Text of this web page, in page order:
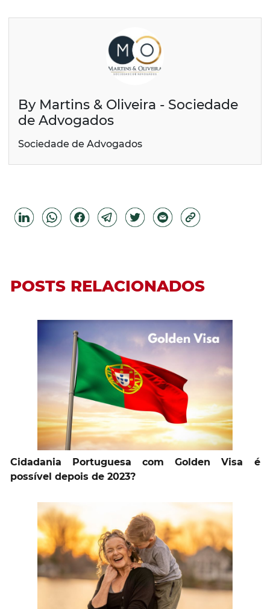
By Martins & Oliveira - Sociedade
de Advogados
Sociedade de Advogados
POSTS RELACIONADOS
Cidadania Portuguesa com Golden Visa é
possível depois de 2023?